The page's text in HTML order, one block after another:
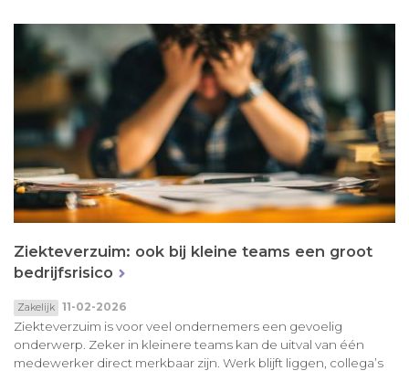
Ziekteverzuim: ook bij kleine teams een groot
bedrijfsrisico
Zakelijk 11-02-2026
Ziekteverzuim is voor veel ondernemers een gevoelig
onderwerp. Zeker in kleinere teams kan de uitval van één
medewerker direct merkbaar zijn. Werk blijft liggen, collega’s